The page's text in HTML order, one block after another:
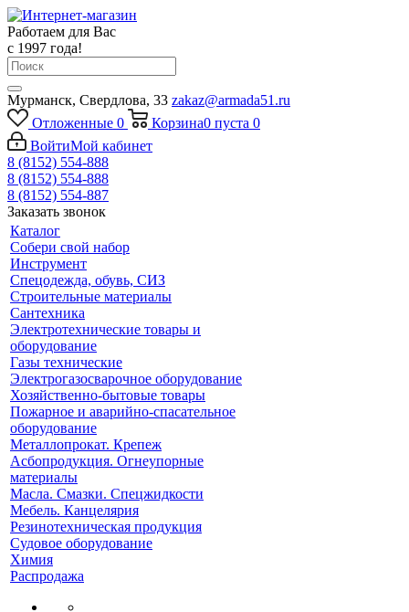
Работаем для Вас
с 1997 года!
Мурманск, Свердлова, 33 zakaz@armada51.ru
Отложенные 0 Корзина0 пуста 0
ВойтиМой кабинет
8 (8152) 554-888
8 (8152) 554-888
8 (8152) 554-887
Заказать звонок
Каталог
Собери свой набор
Инструмент
Спецодежда, обувь, СИЗ
Строительные материалы
Сантехника
Электротехнические товары и
оборудование
Газы технические
Электрогазосварочное оборудование
Хозяйственно-бытовые товары
Пожарное и аварийно-спасательное
оборудование
Металлопрокат. Крепеж
Асбопродукция. Огнеупорные
материалы
Масла. Смазки. Спецжидкости
Мебель. Канцелярия
Резинотехническая продукция
Судовое оборудование
Химия
Распродажа